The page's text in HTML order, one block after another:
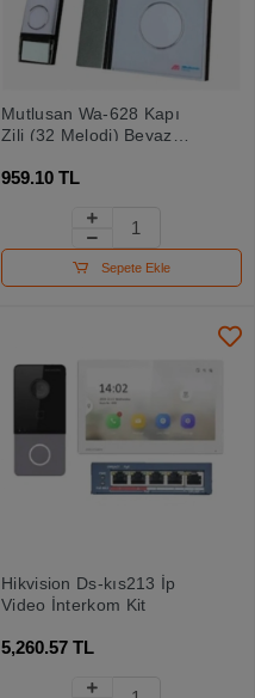
Mutlusan Wa-628 Kapı
Zili (32 Melodi) Beyaz
105 162800)
959.10 TL
Sepete Ekle
Hikvision Ds-kıs213 İp
Video İnterkom Kit
5,260.57 TL